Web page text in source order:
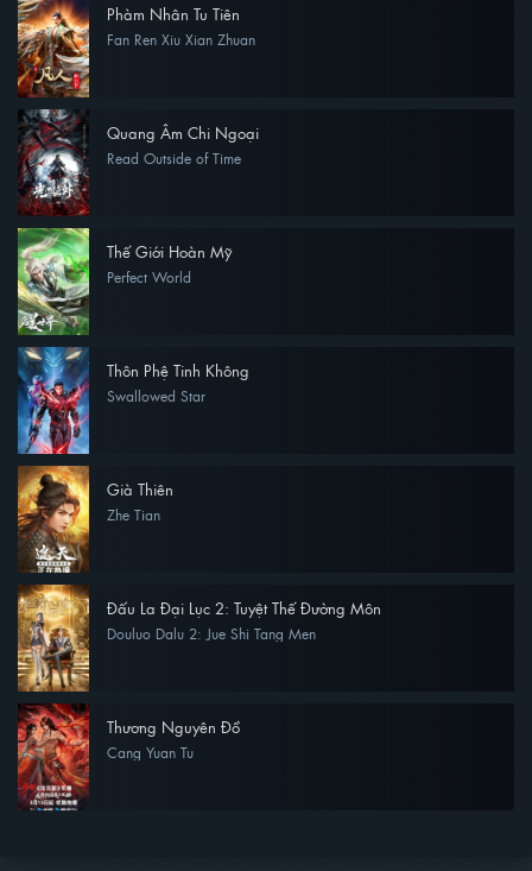
Phàm Nhân Tu Tiên
Fan Ren Xiu Xian Zhuan
Quang Âm Chi Ngoại
Read Outside of Time
Thế Giới Hoàn Mỹ
Perfect World
Thôn Phệ Tinh Không
Swallowed Star
Già Thiên
Zhe Tian
Đấu La Đại Lục 2: Tuyệt Thế Đường Môn
Douluo Dalu 2: Jue Shi Tang Men
Thương Nguyên Đồ
Cang Yuan Tu